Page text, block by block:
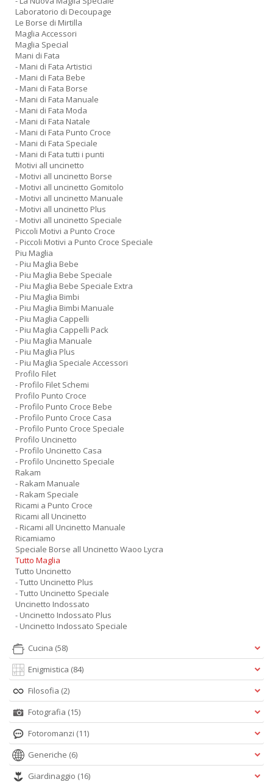
Laboratorio di Decoupage
Le Borse di Mirtilla
Maglia Accessori
Maglia Special
Mani di Fata
- Mani di Fata Artistici
- Mani di Fata Bebe
- Mani di Fata Borse
- Mani di Fata Manuale
- Mani di Fata Moda
- Mani di Fata Natale
- Mani di Fata Punto Croce
- Mani di Fata Speciale
- Mani di Fata tutti i punti
Motivi all uncinetto
- Motivi all uncinetto Borse
- Motivi all uncinetto Gomitolo
- Motivi all uncinetto Manuale
- Motivi all uncinetto Plus
- Motivi all uncinetto Speciale
Piccoli Motivi a Punto Croce
- Piccoli Motivi a Punto Croce Speciale
Piu Maglia
- Piu Maglia Bebe
- Piu Maglia Bebe Speciale
- Piu Maglia Bebe Speciale Extra
- Piu Maglia Bimbi
- Piu Maglia Bimbi Manuale
- Piu Maglia Cappelli
- Piu Maglia Cappelli Pack
- Piu Maglia Manuale
- Piu Maglia Plus
- Piu Maglia Speciale Accessori
Profilo Filet
- Profilo Filet Schemi
Profilo Punto Croce
- Profilo Punto Croce Bebe
- Profilo Punto Croce Casa
- Profilo Punto Croce Speciale
Profilo Uncinetto
- Profilo Uncinetto Casa
- Profilo Uncinetto Speciale
Rakam
- Rakam Manuale
- Rakam Speciale
Ricami a Punto Croce
Ricami all Uncinetto
- Ricami all Uncinetto Manuale
Ricamiamo
Speciale Borse all Uncinetto Waoo Lycra
Tutto Maglia
Tutto Uncinetto
- Tutto Uncinetto Plus
- Tutto Uncinetto Speciale
Uncinetto Indossato
- Uncinetto Indossato Plus
- Uncinetto Indossato Speciale
Cucina (58)
Enigmistica (84)
Filosofia (2)
Fotografia (15)
Fotoromanzi (11)
Generiche (6)
Giardinaggio (16)